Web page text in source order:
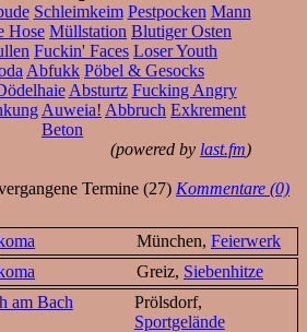
Schleimkeim Pestpocken Mann
Hose Müllstation Blutiger Osten
Fuckin' Faces Loser Youth
Abfukk Pöbel & Gesocks
Absturtz Fucking Angry
Auweia! Abbruch Exkrement
Beton
(powered by last.fm)
Termine (27) Kommentare (0)
München, Feierwerk
Greiz, Siebenhitze
am Bach
Prölsdorf,
Sportgelände